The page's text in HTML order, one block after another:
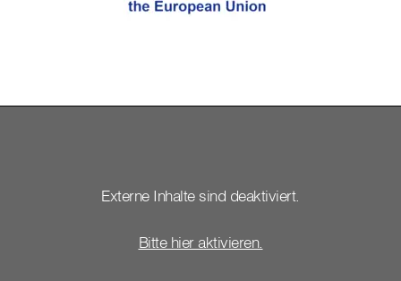
Externe Inhalte sind deaktiviert.
Bitte hier aktivieren.